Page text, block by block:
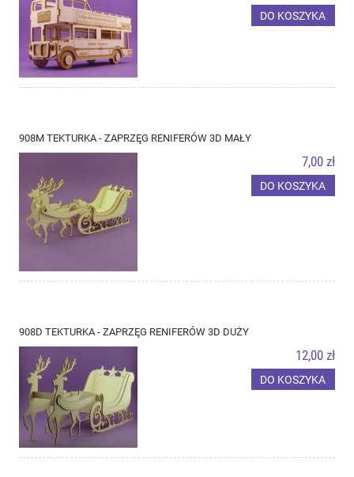
DO KOSZYKA
908M TEKTURKA - ZAPRZĘG RENIFERÓW 3D MAŁY
7,00 zł
DO KOSZYKA
908D TEKTURKA - ZAPRZĘG RENIFERÓW 3D DUŻY
12,00 zł
DO KOSZYKA